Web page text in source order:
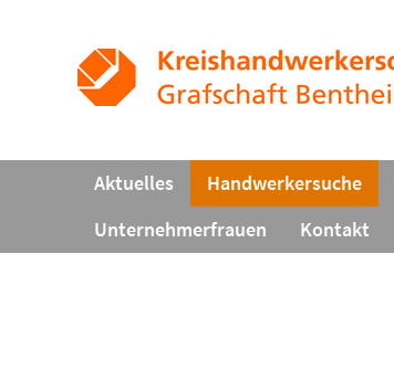
Aktuelles Handwerkersuche
Unternehmerfrauen
Kontakt